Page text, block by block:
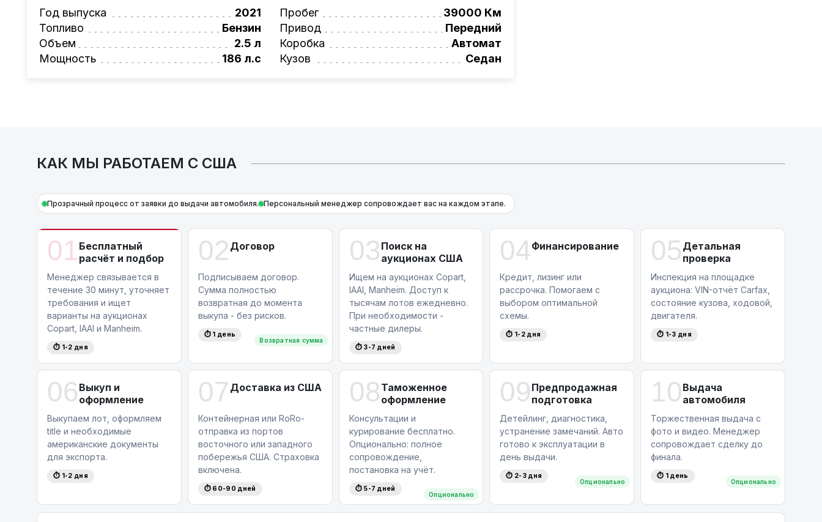
Также, для граждан РБ действует
лизинговая программа на НОВЫЕ автомобили.
Условия и подробности можно узнать по номеру:+375 (29) 689-20-20
AutoCapital
– просто доверьте работу профессионалам!
*Цена автомобиля указана без учета ремонта и с небольшими повреждениями.
Год выпуска
2021
Топливо
Бензин
Объем
2.5 л
Мощность
186 л.с
Пробег
39000 Км
Привод
Передний
Коробка
Автомат
Кузов
Седан
КАК МЫ РАБОТАЕМ С США
Прозрачный процесс от заявки до выдачи автомобиля. Персональный менеджер сопровождает вас на каждом этапе.
01 Бесплатный
расчёт и подбор
Менеджер связывается в
течение 30 минут, уточняет
требования и ищет
варианты на аукционах
Copart, IAAI и Manheim.
⏱ 1-2 дня
02 Договор
Возвратная сумма
Подписываем договор.
Сумма полностью
возвратная до момента
выкупа - без рисков.
⏱ 1 день
03 Поиск на
аукционах США
Ищем на аукционах Copart,
IAAI, Manheim. Доступ к
тысячам лотов ежедневно.
При необходимости -
частные дилеры.
⏱ 3-7 дней
04Финансирование
Кредит, лизинг или
рассрочка. Помогаем с
выбором оптимальной
схемы.
⏱ 1-2 дня
05 Детальная
проверка
Инспекция на площадке
аукциона: VIN-отчёт Carfax,
состояние кузова, ходовой,
двигателя.
⏱ 1-3 дня
06 Выкуп и
оформление
Выкупаем лот, оформляем
title и необходимые
американские документы
для экспорта.
⏱ 1-2 дня
07 Доставка из США
Контейнерная или RoRo-
отправка из портов
восточного или западного
побережья США. Страховка
включена.
⏱ 60-90 дней
08 Таможенное
оформление
Опционально
Консультации и
курирование бесплатно.
Опционально: полное
сопровождение,
постановка на учёт.
⏱ 5-7 дней
09 Предпродажная
подготовка
Опционально
Детейлинг, диагностика,
устранение замечаний. Авто
готово к эксплуатации в
день выдачи.
⏱ 2-3 дня
10 Выдача
автомобиля
Опционально
Торжественная выдача с
фото и видео. Менеджер
сопровождает сделку до
финала.
⏱ 1 день